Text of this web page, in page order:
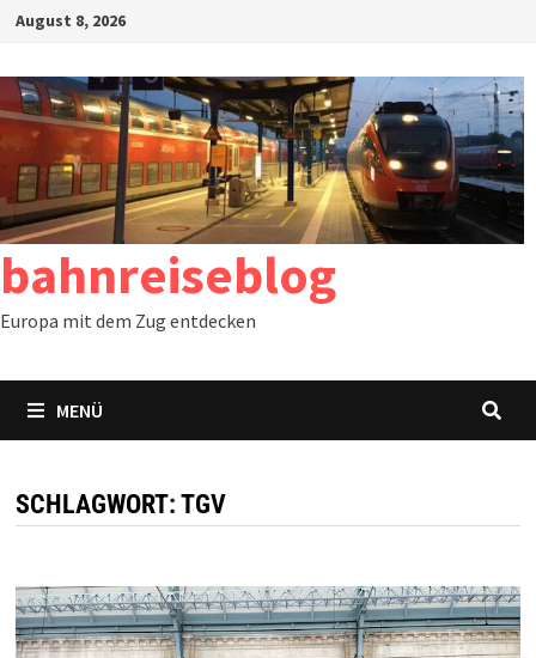
Zum
springen
August 8, 2026
bahnreiseblog
Europa mit dem Zug entdecken
MENÜ
SCHLAGWORT: TGV